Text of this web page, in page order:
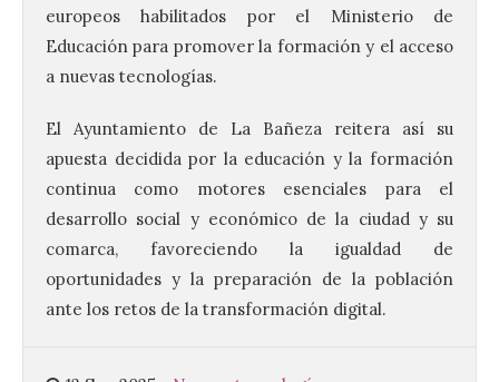
europeos habilitados por el Ministerio de
Educación para promover la formación y el acceso
a nuevas tecnologías.
El Ayuntamiento de La Bañeza reitera así su
apuesta decidida por la educación y la formación
continua como motores esenciales para el
desarrollo social y económico de la ciudad y su
comarca, favoreciendo la igualdad de
oportunidades y la preparación de la población
ante los retos de la transformación digital.
Brujería Fest Summer un
festival que se celebrará
el 11 de agosto en la
Bañeza
9 Ago 2026
El Ayuntamiento de La
Bañeza presenta el
Brujería Fest Summer
Edition, una nueva cita
musical de las fiestas
patronales. El salón de plenos del
Ayuntamiento de La Bañeza acogió el 4 de